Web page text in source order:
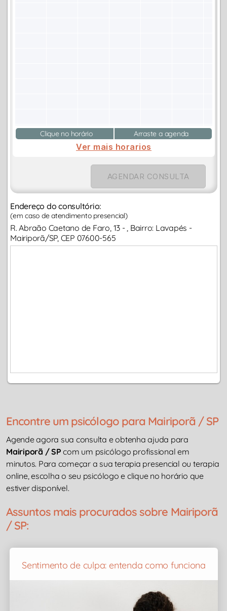
Clique no horário Arraste a agenda
Ver mais horarios
AGENDAR CONSULTA
Endereço do consultório:
(em caso de atendimento presencial)
R. Abraão Caetano de Faro, 13 - , Bairro: Lavapés -
Mairiporã/SP, CEP 07600-565
Encontre um psicólogo para Mairiporã / SP
Agende agora sua consulta e obtenha ajuda para
Mairiporã / SP com um psicólogo profissional em
minutos. Para começar a sua terapia presencial ou terapia
online, escolha o seu psicólogo e clique no horário que
estiver disponível.
Assuntos mais procurados sobre Mairiporã
/ SP:
Sentimento de culpa: entenda como funciona